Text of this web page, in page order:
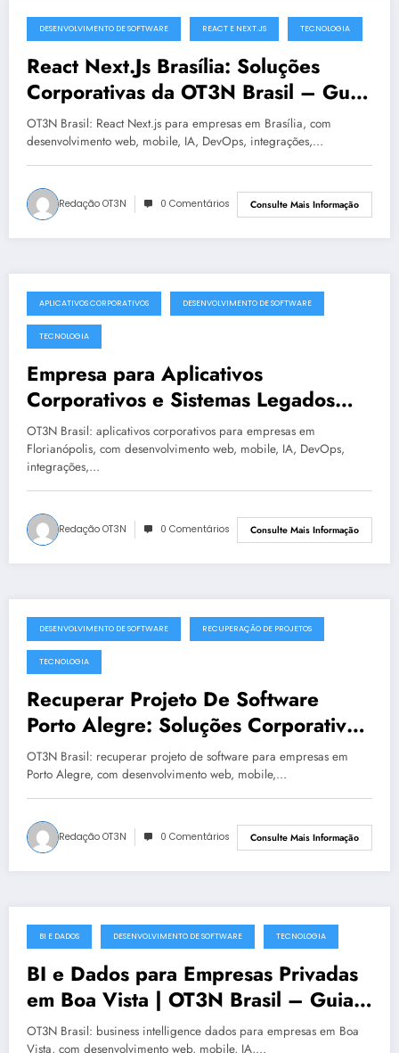
julho 19, 2025
DESENVOLVIMENTO DE SOFTWARE REACT E NEXT.JS TECNOLOGIA
React Next.Js Brasília: Soluções
Corporativas da OT3N Brasil – Guia
1568
OT3N Brasil: React Next.js para empresas em Brasília, com
desenvolvimento web, mobile, IA, DevOps, integrações,…
Redação OT3N 0 Comentários Consulte Mais Informação
julho 19, 2025
APLICATIVOS CORPORATIVOS DESENVOLVIMENTO DE SOFTWARE
TECNOLOGIA
Empresa para Aplicativos
Corporativos e Sistemas Legados
Instáveis em Florianópolis | OT3N
Brasil – Guia 1439
OT3N Brasil: aplicativos corporativos para empresas em
Florianópolis, com desenvolvimento web, mobile, IA, DevOps,
integrações,…
Redação OT3N 0 Comentários Consulte Mais Informação
julho 19, 2025
DESENVOLVIMENTO DE SOFTWARE RECUPERAÇÃO DE PROJETOS
TECNOLOGIA
Recuperar Projeto De Software
Porto Alegre: Soluções Corporativas
da OT3N Brasil – Guia 4098
OT3N Brasil: recuperar projeto de software para empresas em
Porto Alegre, com desenvolvimento web, mobile,…
Redação OT3N 0 Comentários Consulte Mais Informação
julho 19, 2025
BI E DADOS DESENVOLVIMENTO DE SOFTWARE TECNOLOGIA
BI e Dados para Empresas Privadas
em Boa Vista | OT3N Brasil – Guia
5541
OT3N Brasil: business intelligence dados para empresas em Boa
Vista, com desenvolvimento web, mobile, IA,…